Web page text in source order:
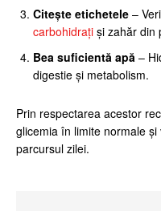
Citește etichetele –
carbohidrați și zahăr din
Bea suficientă apă –
digestie și metabolism.
Prin respectarea acestor
glicemia în limite normale
parcursul zilei.